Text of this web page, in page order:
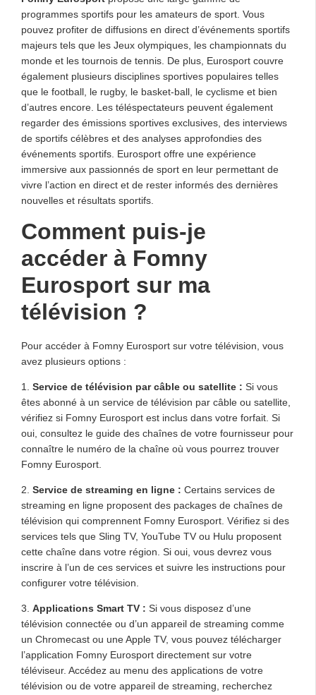
programmes sportifs pour les amateurs de sport. Vous
pouvez profiter de diffusions en direct d’événements sportifs
majeurs tels que les Jeux olympiques, les championnats du
monde et les tournois de tennis. De plus, Eurosport couvre
également plusieurs disciplines sportives populaires telles
que le football, le rugby, le basket-ball, le cyclisme et bien
d’autres encore. Les téléspectateurs peuvent également
regarder des émissions sportives exclusives, des interviews
de sportifs célèbres et des analyses approfondies des
événements sportifs. Eurosport offre une expérience
immersive aux passionnés de sport en leur permettant de
vivre l’action en direct et de rester informés des dernières
nouvelles et résultats sportifs.
Comment puis-je
accéder à Fomny
Eurosport sur ma
télévision ?
Pour accéder à Fomny Eurosport sur votre télévision, vous
avez plusieurs options :
1. Service de télévision par câble ou satellite : Si vous
êtes abonné à un service de télévision par câble ou satellite,
vérifiez si Fomny Eurosport est inclus dans votre forfait. Si
oui, consultez le guide des chaînes de votre fournisseur pour
connaître le numéro de la chaîne où vous pourrez trouver
Fomny Eurosport.
2. Service de streaming en ligne : Certains services de
streaming en ligne proposent des packages de chaînes de
télévision qui comprennent Fomny Eurosport. Vérifiez si des
services tels que Sling TV, YouTube TV ou Hulu proposent
cette chaîne dans votre région. Si oui, vous devrez vous
inscrire à l’un de ces services et suivre les instructions pour
configurer votre télévision.
3. Applications Smart TV : Si vous disposez d’une
télévision connectée ou d’un appareil de streaming comme
un Chromecast ou une Apple TV, vous pouvez télécharger
l’application Fomny Eurosport directement sur votre
téléviseur. Accédez au menu des applications de votre
télévision ou de votre appareil de streaming, recherchez